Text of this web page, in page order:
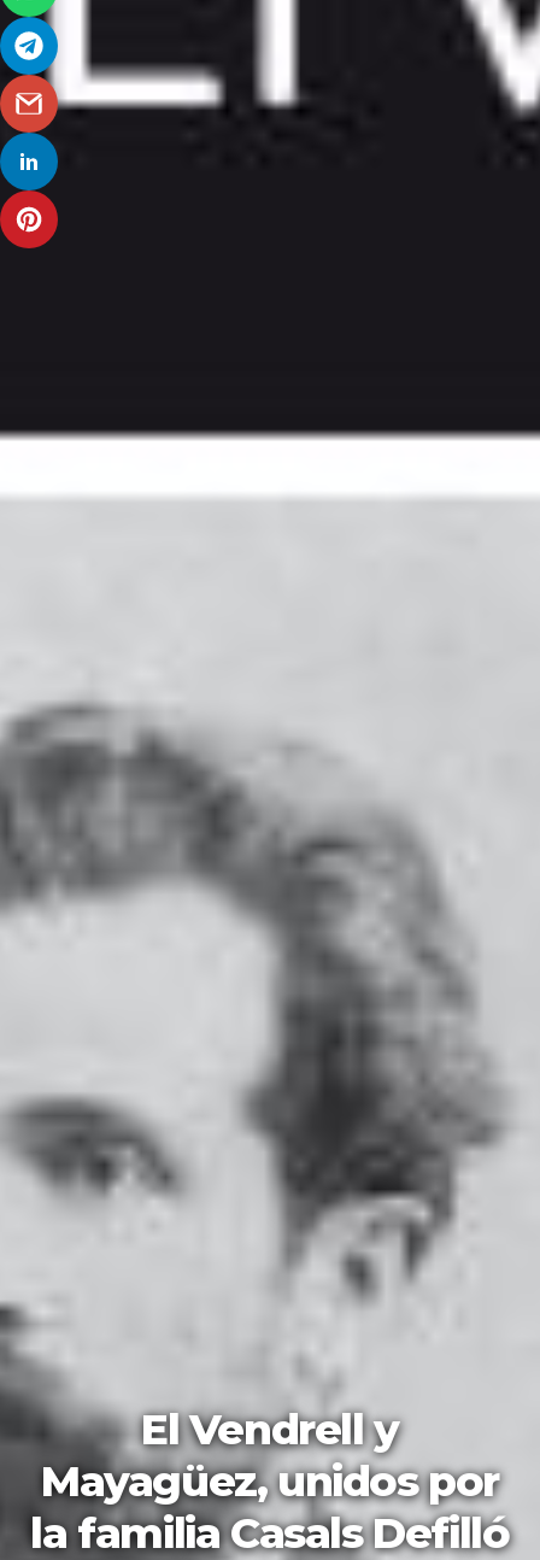
El Vendrell y
Mayagüez, unidos por
la familia Casals Defilló